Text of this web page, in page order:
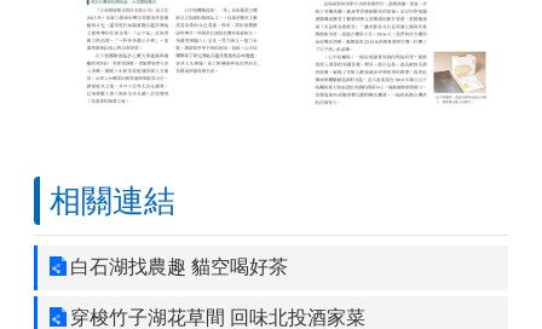
相關連結
白石湖找農趣 貓空喝好茶
穿梭竹子湖花草間 回味北投酒家菜